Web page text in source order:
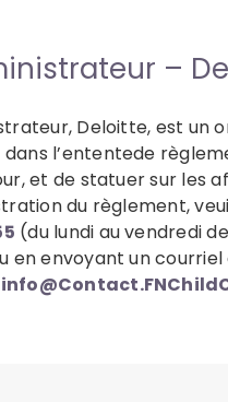
–
Deloitte, est un
dans l’ententede
et de statuer sur les
du règlement,
(du lundi au vendredi
en envoyant un courriel